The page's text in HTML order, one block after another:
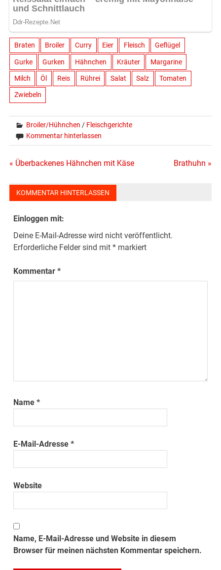
Braten Broiler Curry Eier Fleisch Geflügel
Gurke Gurken Hähnchen Kräuter Margarine
Milch Öl Reis Rührei Salat Salz Tomaten
Zwiebeln
Broiler/Hühnchen / Fleischgerichte
Kommentar hinterlassen
Beitragsnavigation
« Überbackenes Hähnchen mit Käse Brathuhn »
KOMMENTAR HINTERLASSEN
Einloggen mit:
Deine E-Mail-Adresse wird nicht veröffentlicht.
Erforderliche Felder sind mit* markiert
Kommentar*
Name*
E-Mail-Adresse*
Website
Name, E-Mail-Adresse und Website in diesem
Browser für meinen nächsten Kommentar speichern.